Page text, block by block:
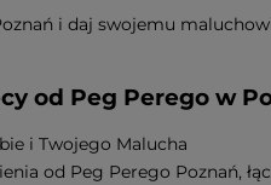
i daj swojemu
od Peg Perego w
i Twojego Malucha
od Peg Perego Poznań,